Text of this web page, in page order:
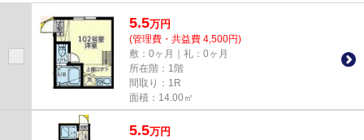
5.5万円
(管理費・共益費 4,500円)
敷：0ヶ月｜礼：0ヶ月
所在階：1階
間取り：1R
面積：14.00㎡
5.5万円